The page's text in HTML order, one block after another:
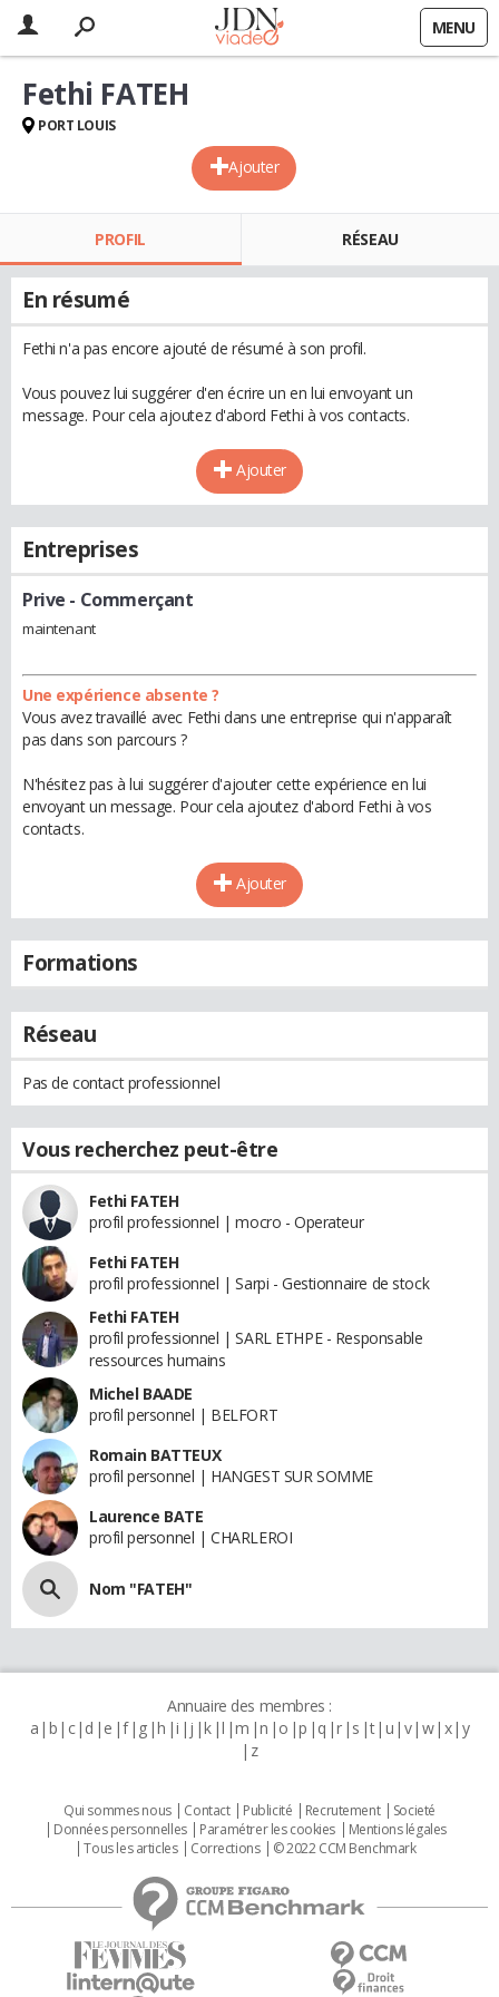
MENU
Ajouter
Fethi FATEH
PORT LOUIS
PROFIL RÉSEAU
En résumé
Fethi n'a pas encore ajouté de résumé à son profil.
Vous pouvez lui suggérer d'en écrire un en lui envoyant un
message. Pour cela ajoutez d'abord Fethi à vos contacts.
Ajouter
Entreprises
Prive - Commerçant
maintenant
Une expérience absente ?
Vous avez travaillé avec Fethi dans une entreprise qui n'apparaît
pas dans son parcours ?
N'hésitez pas à lui suggérer d'ajouter cette expérience en lui
envoyant un message. Pour cela ajoutez d'abord Fethi à vos
contacts.
Ajouter
Formations
Réseau
Pas de contact professionnel
Vous recherchez peut-être
Fethi FATEH
profil professionnel | mocro - Operateur
Fethi FATEH
profil professionnel | Sarpi - Gestionnaire de stock
Fethi FATEH
profil professionnel | SARL ETHPE - Responsable
ressources humains
Michel BAADE
profil personnel | BELFORT
Romain BATTEUX
profil personnel | HANGEST SUR SOMME
Laurence BATE
profil personnel | CHARLEROI
Nom "FATEH"
Annuaire des membres :
a b c d e f g h i j k l m n o p q r s t u v w x y
z
Qui sommes nous Contact Publicité Recrutement
Societé
Données personnelles
Paramétrer les cookies
Mentions légales
Tous les articles
Corrections © 2022 CCM Benchmark